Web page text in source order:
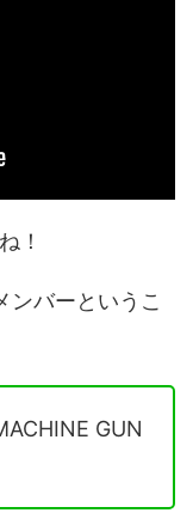
！
ンバーというこ
GUN